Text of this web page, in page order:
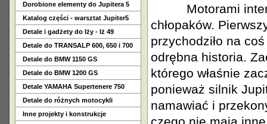
Dorobione elementy do Jupitera 5
Katalog części - warsztat Jupiter5
Detale i gadżety do Iży - Iż 49
Detale do TRANSALP 600, 650 i 700
Detale do BMW 1150 GS
Detale do BMW 1200 GS
Detale YAMAHA Supertenere 750
Detale do różnych motocykli
Inne projekty i konstrukcje
Motorami
chłopaków.
przychodziło na
odrębna historia.
którego właśnie
ponieważ silnik
namawiać i